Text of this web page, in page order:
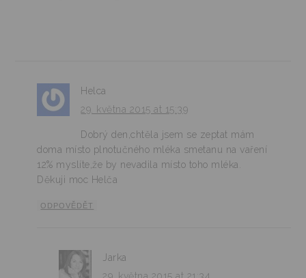
Helca
29. května 2015 at 15:39
Dobrý den,chtěla jsem se zeptat mám
doma místo plnotučného mléka smetanu na vaření
12% myslíte,že by nevadila místo toho mléka.
Děkuji moc Helča
ODPOVĚDĚT
Jarka